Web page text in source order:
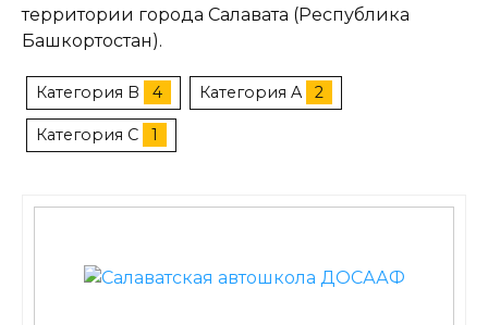
территории города Салавата (Республика
Башкортостан).
Категория B 4 Категория A 2
Категория C 1